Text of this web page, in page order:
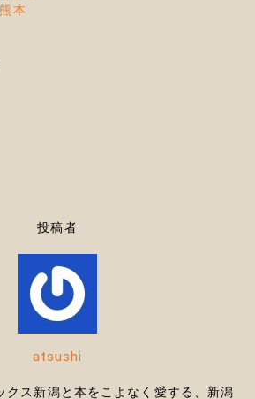
本
投稿者
atsushi
クス新潟と本をこよなく愛する、新潟